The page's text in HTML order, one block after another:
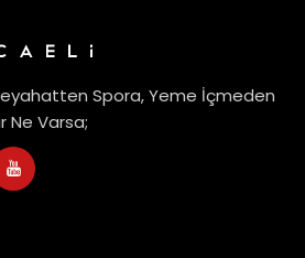
Spora, Yeme İçmeden
Ne Varsa;